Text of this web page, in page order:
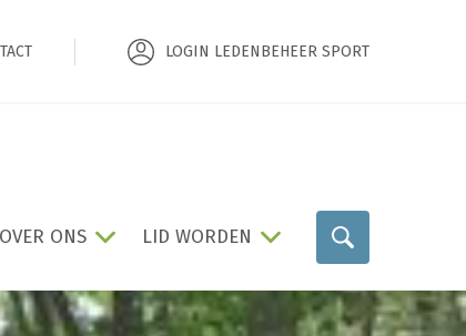
LOGIN LEDENBEHEER SPORT
OVER ONS LID WORDEN